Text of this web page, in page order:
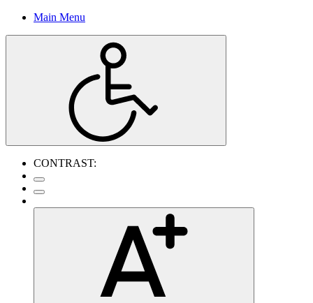
Main Menu
CONTRAST: